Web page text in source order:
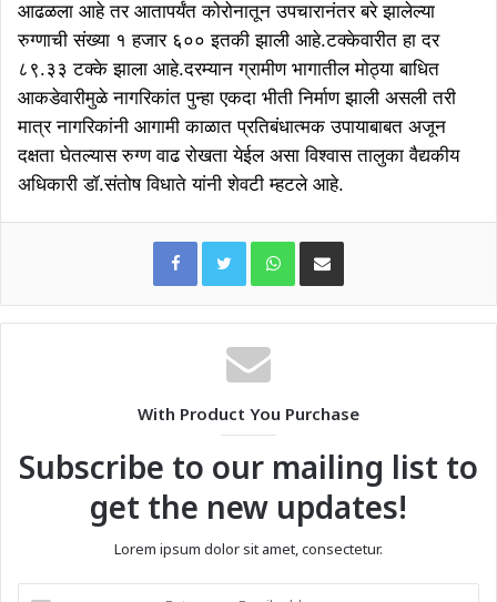
आढळला आहे तर आतापर्यंत कोरोनातून उपचारानंतर बरे झालेल्या
रुग्णाची संख्या १ हजार ६०० इतकी झाली आहे.टक्केवारीत हा दर
८९.३३ टक्के झाला आहे.दरम्यान ग्रामीण भागातील मोठ्या बाधित
आकडेवारीमुळे नागरिकांत पुन्हा एकदा भीती निर्माण झाली असली तरी
मात्र नागरिकांनी आगामी काळात प्रतिबंधात्मक उपायाबाबत अजून
दक्षता घेतल्यास रुग्ण वाढ रोखता येईल असा विश्वास तालुका वैद्यकीय
अधिकारी डॉ.संतोष विधाते यांनी शेवटी म्हटले आहे.
WhatsAppShare via Email
With Product You Purchase
Subscribe to our mailing list to
get the new updates!
Lorem ipsum dolor sit amet, consectetur.